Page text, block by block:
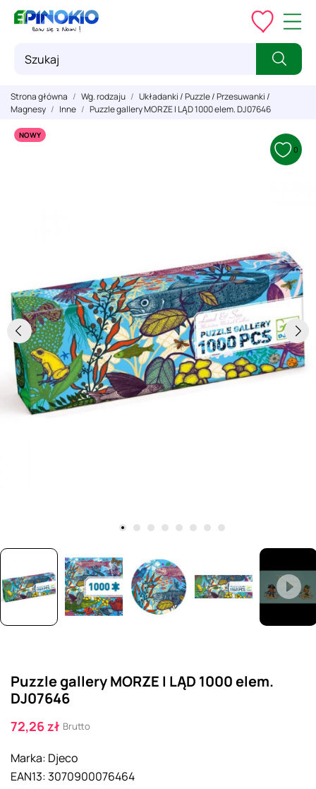
Strona główna Wg. rodzaju
Układanki / Puzzle / Przesuwanki /
Magnesy
Inne Puzzle gallery MORZE I LĄD 1000 elem. DJ07646
NOWY
0
Puzzle gallery MORZE I LĄD 1000 elem.
DJ07646
72,26 zł Brutto
Marka: Djeco
EAN13:3070900076464